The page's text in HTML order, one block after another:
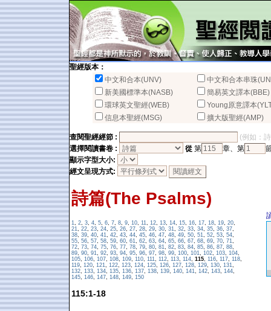
聖經版本：
中文和合本(UNV)
中文和合本串珠
新美國標準本(NASB)
簡易英文譯本(BBE)
環球英文聖經(WEB)
Young原意譯本
信息本聖經(MSG)
擴大版聖經(AMP)
查閱聖經經節 :
(例如：
選擇閱讀書卷 :
從 第 章、第
顯示字型大小:
經文呈現方式:
詩篇(The Psalms)
1, 2, 3, 4, 5, 6, 7, 8, 9, 10, 11, 12, 13, 14, 15, 16, 17, 18, 19, 20,
21, 22, 23, 24, 25, 26, 27, 28, 29, 30, 31, 32, 33, 34, 35, 36, 37,
38, 39, 40, 41, 42, 43, 44, 45, 46, 47, 48, 49, 50, 51, 52, 53, 54,
55, 56, 57, 58, 59, 60, 61, 62, 63, 64, 65, 66, 67, 68, 69, 70, 71,
72, 73, 74, 75, 76, 77, 78, 79, 80, 81, 82, 83, 84, 85, 86, 87, 88,
89, 90, 91, 92, 93, 94, 95, 96, 97, 98, 99, 100, 101, 102, 103, 104,
105, 106, 107, 108, 109, 110, 111, 112, 113, 114, 115, 116, 117, 118,
119, 120, 121, 122, 123, 124, 125, 126, 127, 128, 129, 130, 131,
132, 133, 134, 135, 136, 137, 138, 139, 140, 141, 142, 143, 144,
145, 146, 147, 148, 149, 150
115:1-18